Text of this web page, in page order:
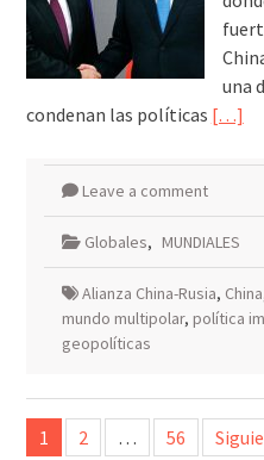
una
condenan las políticas […]
Leave a comment
Globales, MUNDIALES
Alianza China-Rusia, China
mundo multipolar, política
geopolíticas
Paginación
de
1 2 … 56